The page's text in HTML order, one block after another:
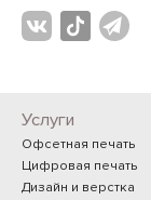
Услуги
Офсетная печать
Цифровая печать
Дизайн и верстка